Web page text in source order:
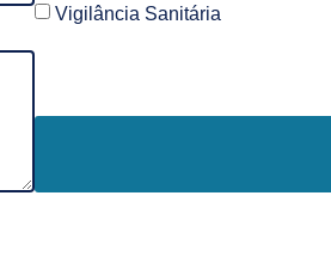
Vigilância Sanitária